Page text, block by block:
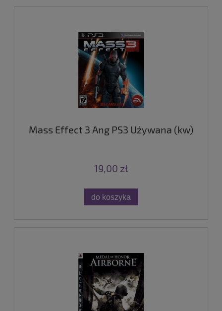
Mass Effect 3 Ang PS3 Używana (kw)
19,00 zł
do koszyka